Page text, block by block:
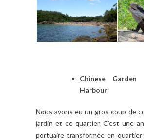
Chinese
Harbour
Nous avons eu un gros coup de
jardin et ce quartier. C’est une
portuaire transformée en quartier